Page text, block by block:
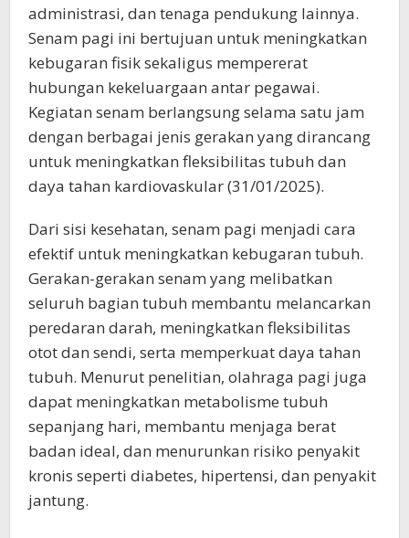
administrasi, dan tenaga pendukung lainnya.
Senam pagi ini bertujuan untuk meningkatkan
kebugaran fisik sekaligus mempererat
hubungan kekeluargaan antar pegawai.
Kegiatan senam berlangsung selama satu jam
dengan berbagai jenis gerakan yang dirancang
untuk meningkatkan fleksibilitas tubuh dan
daya tahan kardiovaskular (31/01/2025).
Dari sisi kesehatan, senam pagi menjadi cara
efektif untuk meningkatkan kebugaran tubuh.
Gerakan-gerakan senam yang melibatkan
seluruh bagian tubuh membantu melancarkan
peredaran darah, meningkatkan fleksibilitas
otot dan sendi, serta memperkuat daya tahan
tubuh. Menurut penelitian, olahraga pagi juga
dapat meningkatkan metabolisme tubuh
sepanjang hari, membantu menjaga berat
badan ideal, dan menurunkan risiko penyakit
kronis seperti diabetes, hipertensi, dan penyakit
jantung.